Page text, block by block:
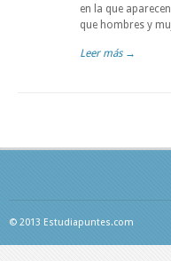
en la que
que hombres y
Leer más →
© 2013 Estudiapuntes.com